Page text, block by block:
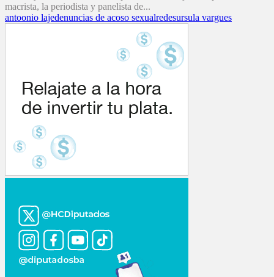
macrista, la periodista y panelista de...
antoonio lajedenuncias de acoso sexualredesursula vargues